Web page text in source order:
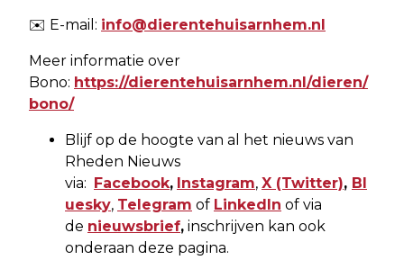
✉️ E-mail: info@dierentehuisarnhem.nl
Meer informatie over
Bono: https://dierentehuisarnhem.nl/dieren/
bono/
Blijf op de hoogte van al het nieuws van
Rheden Nieuws
via: Facebook, Instagram, X (Twitter), Bl
uesky, Telegram of LinkedIn of via
de nieuwsbrief, inschrijven kan ook
onderaan deze pagina.